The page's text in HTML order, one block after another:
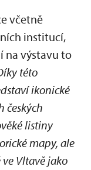
včetně
institucí,
na výstavu to
této
ikonické
českých
listiny
mapy, ale
Vltavě jako